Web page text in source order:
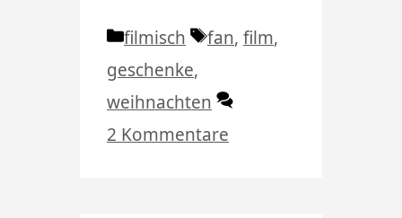
Kategorien
filmisch Schlagwörter
fan, film,
geschenke,
weihnachten
2 Kommentare